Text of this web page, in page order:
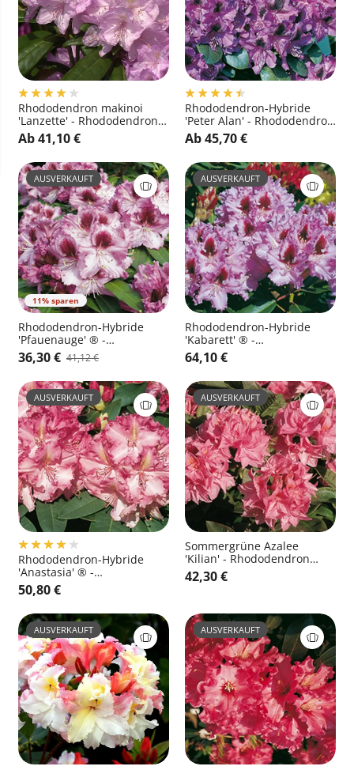
Rhododendron makinoi
'Lanzette' - Rhododendron
makinoi 'Lanzette'
Ab 41,10 €
Rhododendron-Hybride
'Peter Alan' - Rhododendron
Hybride 'Peter Alan'
Ab 45,70 €
11% sparen
AUSVERKAUFT
Rhododendron-Hybride
'Pfauenauge' ® -
Rhododendron Hybride
'Pfauenauge' ®
36,30 € 41,12 €
AUSVERKAUFT
Rhododendron-Hybride
'Kabarett' ® -
Rhododendron Hybride
'Kabarett' ®
64,10 €
AUSVERKAUFT
Rhododendron-Hybride
'Anastasia' ® -
Rhododendron Hybride
'Anastasia' ®
50,80 €
AUSVERKAUFT
Sommergrüne Azalee
'Kilian' - Rhododendron
luteum 'Kilian'
42,30 €
AUSVERKAUFT AUSVERKAUFT